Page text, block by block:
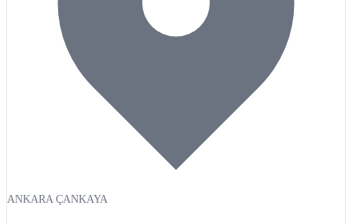
ANKARA ÇANKAYA